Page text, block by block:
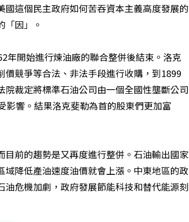
這個民主政府如何苦吞資本主義高度發展的
「因」。
年開始進行煉油廠的聯合整併後結束。洛克
競爭等合法、非法手段進行收購，到1899
裁定將標準石油公司由一個全國性壟斷公司
影響。結果洛克斐勒為首的股東們更加富
前的趨勢是又再度進行整併。石油輸出國家
降低產油速度油價就會上漲。中東地區的政
危機加劇，政府發展節能科技和替代能源刻